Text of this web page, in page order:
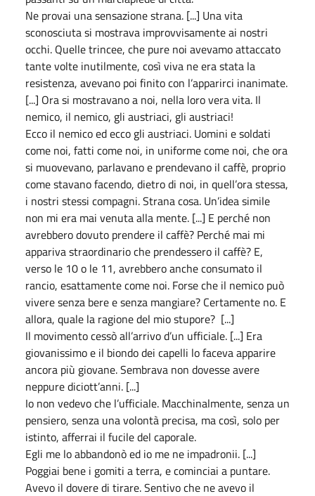
Ne provai una sensazione strana. [...] Una vita
sconosciuta si mostrava improvvisamente ai nostri
occhi. Quelle trincee, che pure noi avevamo attaccato
tante volte inutilmente, così viva ne era stata la
resistenza, avevano poi finito con l’apparirci inanimate.
[...] Ora si mostravano a noi, nella loro vera vita. Il
nemico, il nemico, gli austriaci, gli austriaci!
Ecco il nemico ed ecco gli austriaci. Uomini e soldati
come noi, fatti come noi, in uniforme come noi, che ora
si muovevano, parlavano e prendevano il caffè, proprio
come stavano facendo, dietro di noi, in quell’ora stessa,
i nostri stessi compagni. Strana cosa. Un’idea simile
non mi era mai venuta alla mente. [...] E perché non
avrebbero dovuto prendere il caffè? Perché mai mi
appariva straordinario che prendessero il caffè? E,
verso le 10 o le 11, avrebbero anche consumato il
rancio, esattamente come noi. Forse che il nemico può
vivere senza bere e senza mangiare? Certamente no. E
allora, quale la ragione del mio stupore? [...]
Il movimento cessò all’arrivo d’un ufficiale. [...] Era
giovanissimo e il biondo dei capelli lo faceva apparire
ancora più giovane. Sembrava non dovesse avere
neppure diciott’anni. [...]
Io non vedevo che l’ufficiale. Macchinalmente, senza un
pensiero, senza una volontà precisa, ma così, solo per
istinto, afferrai il fucile del caporale.
Egli me lo abbandonò ed io me ne impadronii. [...]
Poggiai bene i gomiti a terra, e cominciai a puntare.
Avevo il dovere di tirare. Sentivo che ne avevo il